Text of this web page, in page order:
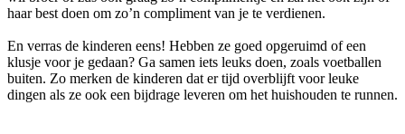
haar best doen om zo’n compliment van je te verdienen.
En verras de kinderen eens! Hebben ze goed opgeruimd of een
klusje voor je gedaan? Ga samen iets leuks doen, zoals voetballen
buiten. Zo merken de kinderen dat er tijd overblijft voor leuke
dingen als ze ook een bijdrage leveren om het huishouden te runnen.